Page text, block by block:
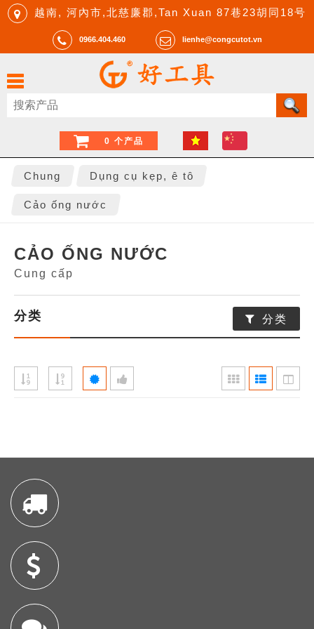
越南, 河內市,北慈廉郡,Tan Xuan 87巷23胡同18号
0966.404.460 lienhe@congcutot.vn
0 个产品
Chung Dụng cụ kẹp, ê tô
Cảo ống nước
CẢO ỐNG NƯỚC
Cung cấp
分类 分类